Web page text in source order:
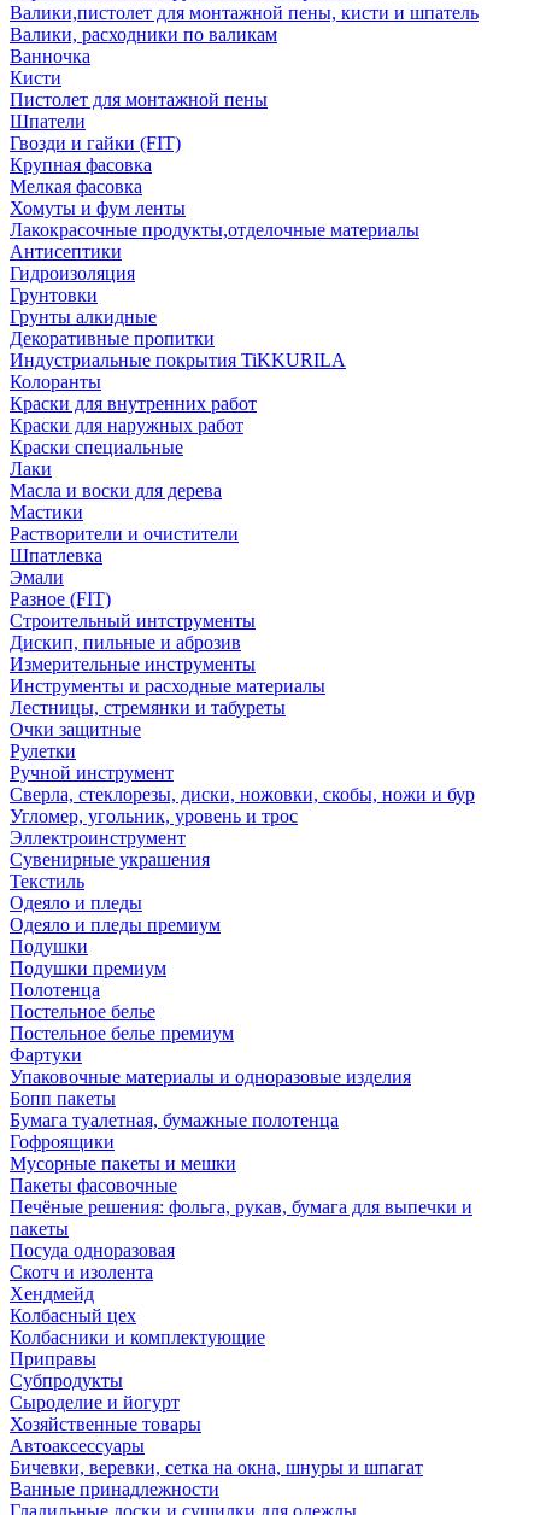
Валики,пистолет для монтажной пены, кисти и шпатель
Валики, расходники по валикам
Ванночка
Кисти
Пистолет для монтажной пены
Шпатели
Гвозди и гайки (FIT)
Крупная фасовка
Мелкая фасовка
Хомуты и фум ленты
Лакокрасочные продукты,отделочные материалы
Антисептики
Гидроизоляция
Грунтовки
Грунты алкидные
Декоративные пропитки
Индустриальные покрытия TiKKURILA
Колоранты
Краски для внутренних работ
Краски для наружных работ
Краски специальные
Лаки
Масла и воски для дерева
Мастики
Растворители и очистители
Шпатлевка
Эмали
Разное (FIT)
Строительный интструменты
Дискип, пильные и аброзив
Измерительные инструменты
Инструменты и расходные материалы
Лестницы, стремянки и табуреты
Очки защитные
Рулетки
Ручной инструмент
Сверла, стеклорезы, диски, ножовки, скобы, ножи и бур
Угломер, угольник, уровень и трос
Эллектроинструмент
Сувенирные украшения
Текстиль
Одеяло и пледы
Одеяло и пледы премиум
Подушки
Подушки премиум
Полотенца
Постельное белье
Постельное белье премиум
Фартуки
Упаковочные материалы и одноразовые изделия
Бопп пакеты
Бумага туалетная, бумажные полотенца
Гофроящики
Мусорные пакеты и мешки
Пакеты фасовочные
Печёные решения: фольга, рукав, бумага для выпечки и
пакеты
Посуда одноразовая
Скотч и изолента
Хендмейд
Колбасный цех
Колбасники и комплектующие
Приправы
Субпродукты
Сыроделие и йогурт
Хозяйственные товары
Автоаксессуары
Бичевки, веревки, сетка на окна, шнуры и шпагат
Ванные принадлежности
Гладильные доски и сушилки для одежды